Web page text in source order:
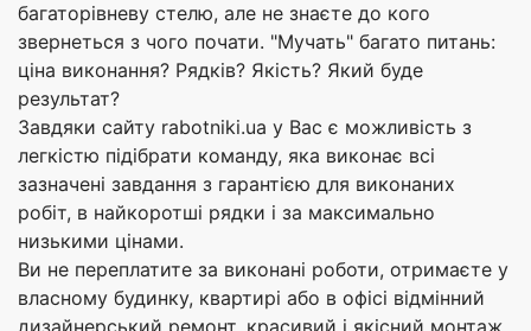
багаторівневу стелю, але не знаєте до кого
звернеться з чого почати. "Мучать" багато питань:
ціна виконання? Рядків? Якість? Який буде
результат?
Завдяки сайту rabotniki.ua у Вас є можливість з
легкістю підібрати команду, яка виконає всі
зазначені завдання з гарантією для виконаних
робіт, в найкоротші рядки і за максимально
низькими цінами.
Ви не переплатите за виконані роботи, отримаєте у
власному будинку, квартирі або в офісі відмінний